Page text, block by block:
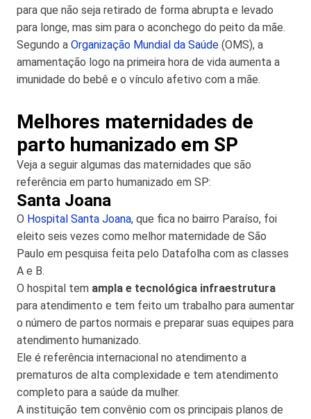
para que não seja retirado de forma abrupta e levado
para longe, mas sim para o aconchego do peito da mãe.
Segundo a Organização Mundial da Saúde (OMS), a
amamentação logo na primeira hora de vida aumenta a
imunidade do bebê e o vínculo afetivo com a mãe.
Melhores maternidades de
parto humanizado em SP
Veja a seguir algumas das maternidades que são
referência em parto humanizado em SP:
Santa Joana
O Hospital Santa Joana, que fica no bairro Paraíso, foi
eleito seis vezes como melhor maternidade de São
Paulo em pesquisa feita pelo Datafolha com as classes
A e B.
O hospital tem ampla e tecnológica infraestrutura
para atendimento e tem feito um trabalho para aumentar
o número de partos normais e preparar suas equipes para
atendimento humanizado.
Ele é referência internacional no atendimento a
prematuros de alta complexidade e tem atendimento
completo para a saúde da mulher.
A instituição tem convênio com os principais planos de